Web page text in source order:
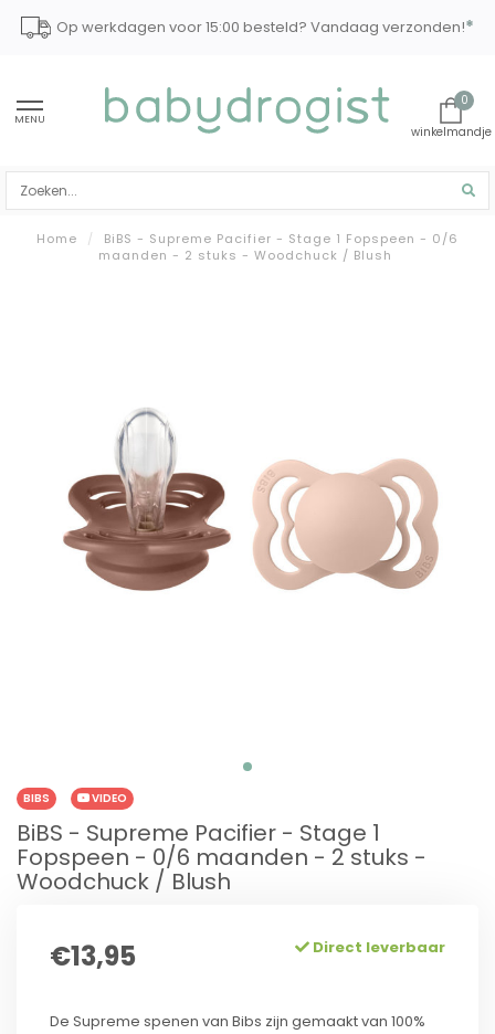
Op werkdagen voor 15:00 besteld? Vandaag verzonden!*
MENU
0
Home /
BiBS - Supreme Pacifier - Stage 1 Fopspeen - 0/6
maanden - 2 stuks - Woodchuck / Blush
BIBS VIDEO
BiBS - Supreme Pacifier - Stage 1
Fopspeen - 0/6 maanden - 2 stuks -
Woodchuck / Blush
€13,95 Direct leverbaar
De Supreme spenen van Bibs zijn gemaakt van 100%